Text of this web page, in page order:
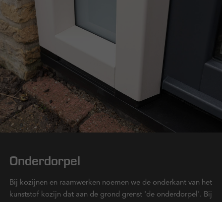
Onderdorpel
Bij kozijnen en raamwerken noemen we de onderkant van het
kunststof kozijn dat aan de grond grenst 'de onderdorpel'. Bij